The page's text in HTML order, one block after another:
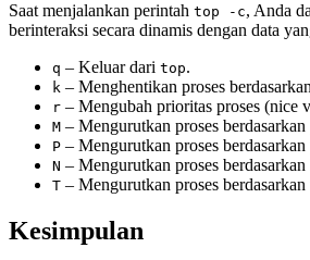
Saat menjalankan perintah top -c, Anda
berinteraksi secara dinamis dengan data
q – Keluar dari top.
k – Menghentikan proses
r – Mengubah prioritas proses (nice
M – Mengurutkan proses
P – Mengurutkan proses
N – Mengurutkan proses
T – Mengurutkan proses
Kesimpulan